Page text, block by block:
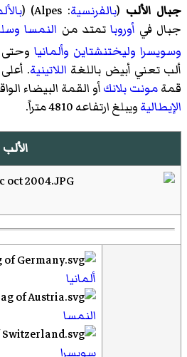
جبال الألب (بالفرنسية:
Alpes
)‏ (
جبال في أوروبا تمتد من النمسا
وسويسرا وليختنشتاين وألمانيا وحتى
ألب تعني أبيض باللغة اللاتينية.
قمةمونت بلانكأو القمة البيضاء
الإيطاليةويبلغ ارتفاعه 4810 متراً.
الألب
ألمانيا
النمسا
سويسرا